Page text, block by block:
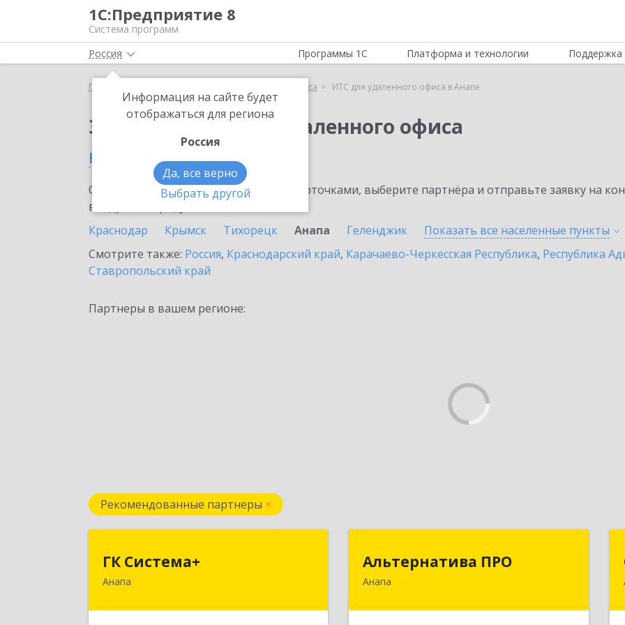
1С:Предприятие 8
Система программ
Россия
Информация на сайте будет
отображаться для региона
Россия
Да, все верно
Выбрать другой
Программы 1С Платформа и технологии Поддержка
Главная ИТС для удаленного офиса ИТС для удаленного офиса в Анапе
Заказать ИТС для удаленного офиса
в Анапе
Ознакомьтесь с информационными карточками, выберите партнёра и отправьте заявку на
внедрение продукта.
Краснодар
Крымск Тихорецк Анапа Геленджик Показать все населенные пункты
Смотрите также: Россия, Краснодарский край, Карачаево-Черкесская Республика, Республика
Ставропольский край
Партнеры в вашем регионе:
Рекомендованные партнеры
ГК Система+
Анапа
Альтернатива ПРО
Анапа